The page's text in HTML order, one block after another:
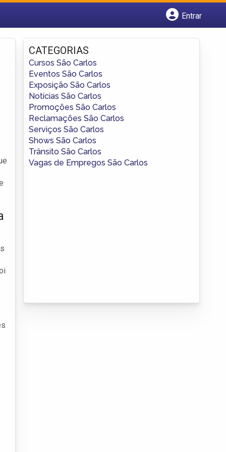
Entrar
Fazer login
Criar conta
CATEGORIAS
Cursos São Carlos
Eventos São Carlos
Exposição São Carlos
Notícias São Carlos
Promoções São Carlos
Reclamações São Carlos
Serviços São Carlos
Shows São Carlos
Trânsito São Carlos
Vagas de Empregos São Carlos